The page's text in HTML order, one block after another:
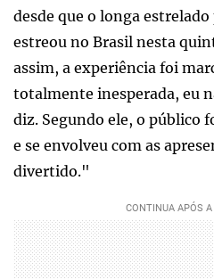
desde que o longa estrelado
estreou no Brasil nesta
assim, a experiência foi
totalmente inesperada, eu
diz. Segundo ele, o público
e se envolveu com as
divertido."